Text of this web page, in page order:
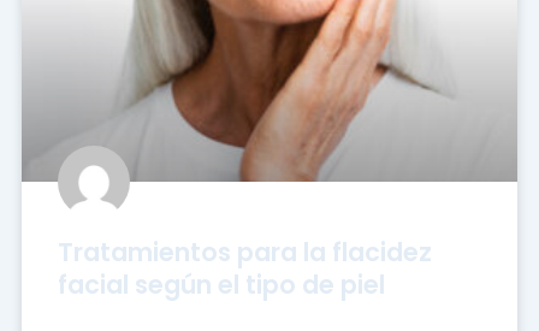
Tratamientos para la flacidez
facial según el tipo de piel